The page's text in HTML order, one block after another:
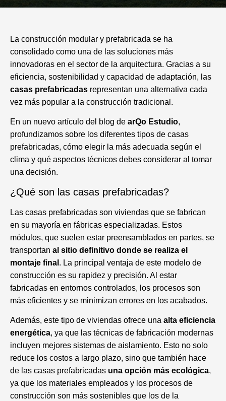
La construcción modular y prefabricada se ha
consolidado como una de las soluciones más
innovadoras en el sector de la arquitectura. Gracias a su
eficiencia, sostenibilidad y capacidad de adaptación, las
casas prefabricadas representan una alternativa cada
vez más popular a la construcción tradicional.
En un nuevo artículo del blog de arQo Estudio,
profundizamos sobre los diferentes tipos de casas
prefabricadas, cómo elegir la más adecuada según el
clima y qué aspectos técnicos debes considerar al tomar
una decisión.
¿Qué son las casas prefabricadas?
Las casas prefabricadas son viviendas que se fabrican
en su mayoría en fábricas especializadas. Estos
módulos, que suelen estar preensamblados en partes, se
transportan al sitio definitivo donde se realiza el
montaje final . La principal ventaja de este modelo de
construcción es su rapidez y precisión. Al estar
fabricadas en entornos controlados, los procesos son
más eficientes y se minimizan errores en los acabados.
Además, este tipo de viviendas ofrece una alta eficiencia
energética, ya que las técnicas de fabricación modernas
incluyen mejores sistemas de aislamiento. Esto no solo
reduce los costos a largo plazo, sino que también hace
de las casas prefabricadas una opción más ecológica,
ya que los materiales empleados y los procesos de
construcción son más sostenibles que los de la